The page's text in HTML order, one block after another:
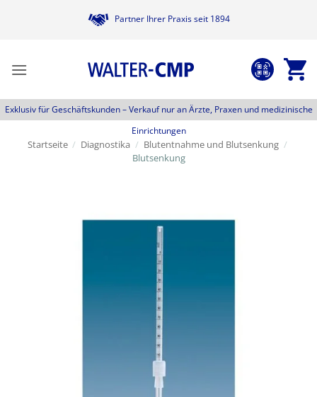
Partner Ihrer Praxis seit 1894
Exklusiv für Geschäftskunden –Verkauf nur an Ärzte, Praxen und medizinische
Einrichtungen
Startseite / Diagnostika / Blutentnahme und Blutsenkung /
Blutsenkung